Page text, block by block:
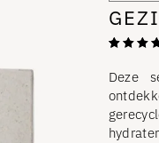
de 5
op basis
van
gen.
Deze